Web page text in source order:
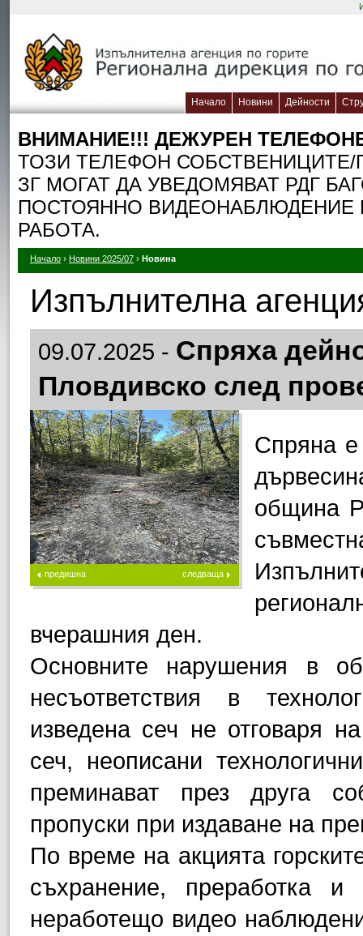
Начало Новини Дейности
ВНИМАНИЕ!!! ДЕЖУРЕН
ТОЗИ ТЕЛЕФОН СОБСТВЕНИЦИТЕ/
ЗГ МОГАТ ДА УВЕДОМЯВАТ РДГ
ПОСТОЯННО ВИДЕОНАБЛЮДЕНИЕ
РАБОТА.
Начало › Новини 2025/07 › Новина
Изпълнителна
09.07.2025 - Спряха
Пловдивско след
предишна следваща
Спряна е
община
вчерашния ден.
Основните нарушения в
несъответствия в
изведена сеч не отговаря
сеч, неописани
преминават през друга
пропуски при издаване на
По време на акцията
съхранение, преработка
неработещо видео